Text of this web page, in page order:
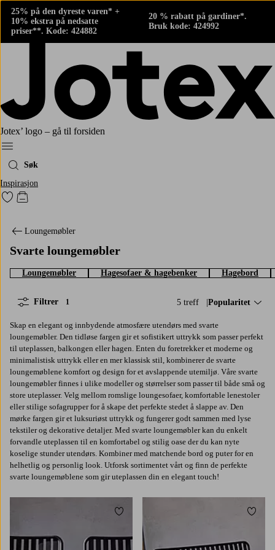
25% på den dyreste varen* +
10% ekstra på nedsatte
priser**. Kode: 424882
20 % rabatt på gardiner*.
Bruk kode: 424992
Jotex’ logo – gå til forsiden
Meny
Søk
Inspirasjon
Gå til favorittmerkede produkter
Gå til handlekurven
Loungemøbler
Svarte loungemøbler
Loungemøbler Hagesofaer & hagebenker Hagebord
5 treff Sorter på:
Popularitet
Filtrer 1
Skap en elegant og innbydende atmosfære utendørs med svarte
loungemøbler. Den tidløse fargen gir et sofistikert uttrykk som passer perfekt
til uteplassen, balkongen eller hagen. Enten du foretrekker et moderne og
minimalistisk uttrykk eller en mer klassisk stil, kombinerer de svarte
loungemøblene komfort og design for et avslappende utemiljø. Våre svarte
loungemøbler finnes i ulike modeller og størrelser som passer til både små og
store uteplasser. Velg mellom romslige loungesofaer, komfortable lenestoler
eller stilige sofagrupper for å skape det perfekte stedet å slappe av. Den
mørke fargen gir et luksuriøst uttrykk og fungerer godt sammen med lyse
tekstiler og dekorative detaljer. Med svarte loungemøbler kan du enkelt
forvandle uteplassen til en komfortabel og stilig oase der du kan nyte
koselige stunder utendørs. Kombiner med matchende bord og puter for en
helhetlig og personlig look. Utforsk sortimentet vårt og finn de perfekte
svarte loungemøblene som gir uteplassen din en elegant touch!
Legg til favoritter Legg